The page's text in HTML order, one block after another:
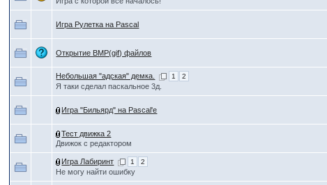
Игра Рулетка на Pascal
Открытие BMP(gif) файлов
Небольшая "адская" демка. 1 2
Я таки сделал паскальное 3д.
Игра "Бильярд" на Pascal'е
Тест движка 2
Движок с редактором
Игра Лабиринт 1 2
Не могу найти ошибку